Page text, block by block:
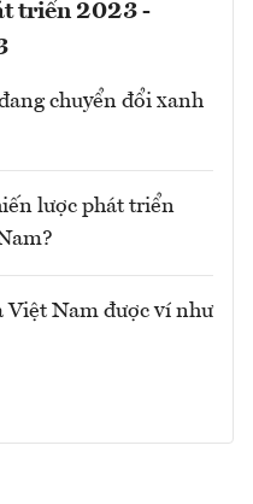
triển 2023 -
chuyển đổi xanh
lược phát triển
Việt Nam được ví như